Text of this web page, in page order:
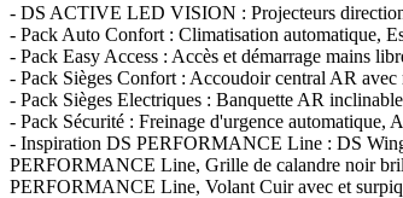
- DS ACTIVE LED VISION : Projecteurs
- Pack Auto Confort : Climatisation automatique,
- Pack Easy Access : Accès et démarrage mains
- Pack Sièges Confort : Accoudoir central AR avec
- Pack Sièges Electriques : Banquette AR
- Pack Sécurité : Freinage d'urgence automatique,
- Inspiration DS PERFORMANCE Line : DS
PERFORMANCE Line, Grille de calandre noir
PERFORMANCE Line, Volant Cuir avec et